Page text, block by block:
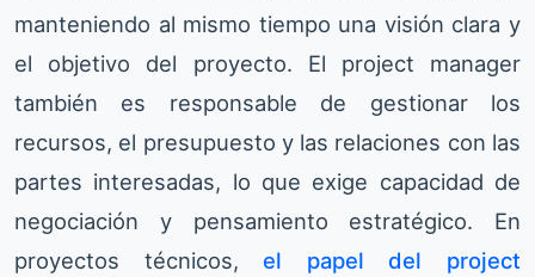
manteniendo al mismo tiempo una visión clara y
el objetivo del proyecto. El project manager
también es responsable de gestionar los
recursos, el presupuesto y las relaciones con las
partes interesadas, lo que exige capacidad de
negociación y pensamiento estratégico. En
proyectos técnicos, el papel del project